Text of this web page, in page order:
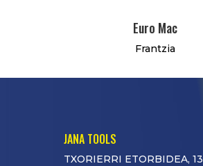
Euro Mac
Frantzia
JANA TOOLS
TXORIERRI ETORBIDEA, 13